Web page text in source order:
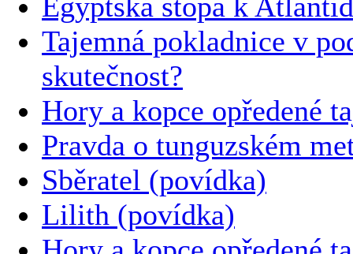
Tajemná pokladnice v
skutečnost?
Hory a kopce opředené
Pravda o tunguzském
Sběratel (povídka)
Lilith (povídka)